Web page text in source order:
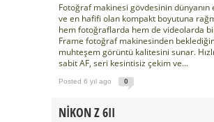
Fotoğraf makinesi gövdesinin dünyanın
ve en hafifi olan kompakt boyutuna
hem fotoğraflarda hem de videolarda
Frame fotoğraf makinesinden
muhteşem görüntü kalitesini sunar.
sabit AF, seri kesintisiz çekim ve...
Posted 6 yıl ago 0
NİKON Z 6II